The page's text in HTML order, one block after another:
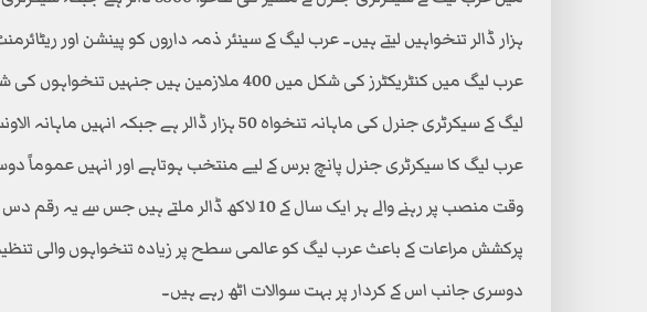
ہزار ڈالر تنخواہیں لیتے ہیں۔ عرب لیگ کے سینئر ذمہ داروں کو پینشن اور ریٹائرمنٹ فنڈ بھی
لیگ کے سیکرٹری جنرل کی ماہانہ تنخواہ 50 ہزار ڈالر
عرب لیگ کا سیکرٹری جنرل پانچ برس کے لیے منتخب ہوتاہے اور انہیں عموماً
وقت منصب پر رہنے والے ہر ایک سال کے 10 لاکھ ڈالر
پرکشش مراعات کے باعث عرب لیگ کو عالمی سطح پر زیادہ تنخواہوں والی
دوسری جانب اس کے کردار پر بہت سوالات اٹھ رہے ہیں۔